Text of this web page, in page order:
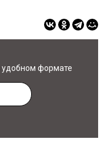
удобном формате